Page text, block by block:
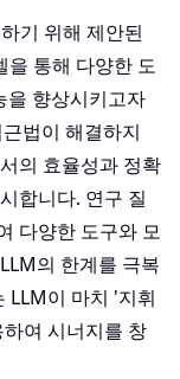
기 위해 제안된
을 통해 다양한 도
을 향상시키고자
법이 해결하지
의 효율성과 정확
합니다. 연구 질
다양한 도구와 모
의 한계를 극복
이 마치 '지휘
여 시너지를 창